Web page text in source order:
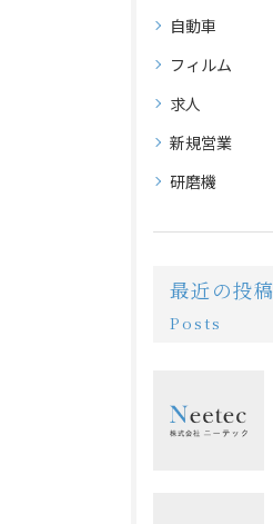
自動車
フィルム
求人
新規営業
研磨機
最近の投稿
Posts